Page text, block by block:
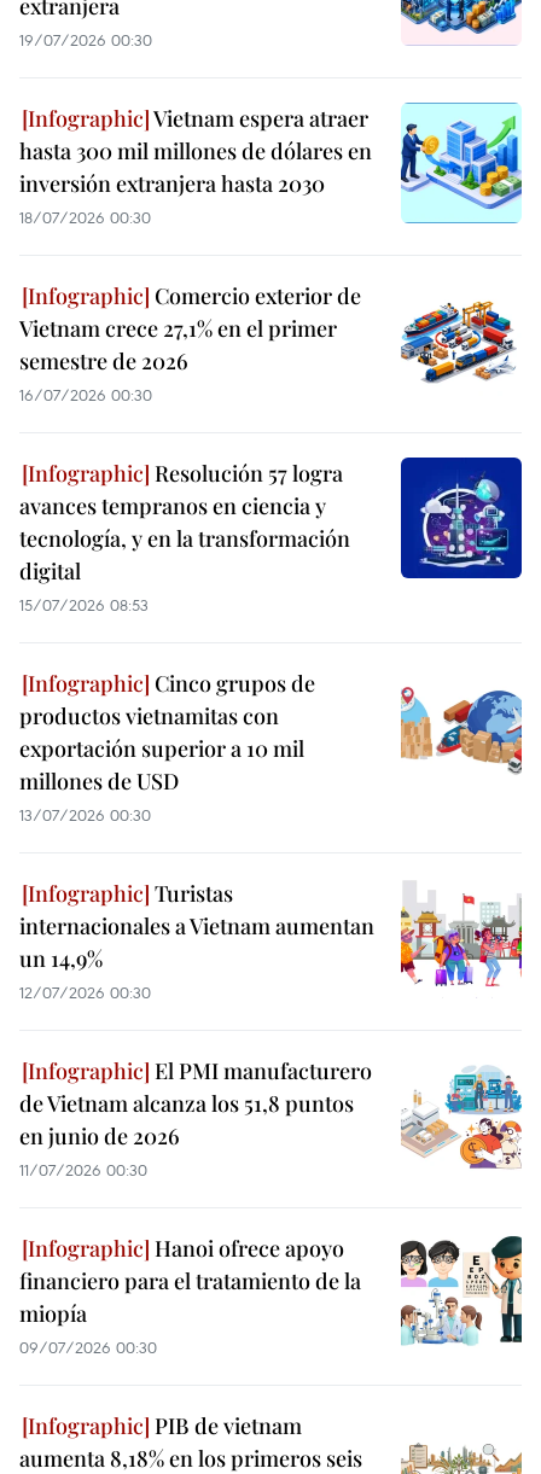
19/07/2026 00:30
Vietnam espera atraer
hasta 300 mil millones de dólares en
inversión extranjera hasta 2030
18/07/2026 00:30
Comercio exterior de
Vietnam crece 27,1% en el primer
semestre de 2026
16/07/2026 00:30
Resolución 57 logra
avances tempranos en ciencia y
tecnología, y en la transformación
digital
15/07/2026 08:53
Cinco grupos de
productos vietnamitas con
exportación superior a 10 mil
millones de USD
13/07/2026 00:30
Turistas
internacionales a Vietnam aumentan
un 14,9%
12/07/2026 00:30
El PMI manufacturero
de Vietnam alcanza los 51,8 puntos
en junio de 2026
11/07/2026 00:30
Hanoi ofrece apoyo
financiero para el tratamiento de la
miopía
09/07/2026 00:30
PIB de vietnam
aumenta 8,18% en los primeros seis